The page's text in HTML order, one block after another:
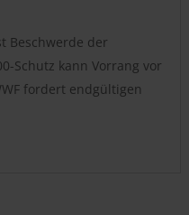
Beschwerde der
Schutz kann Vorrang vor
fordert endgültigen